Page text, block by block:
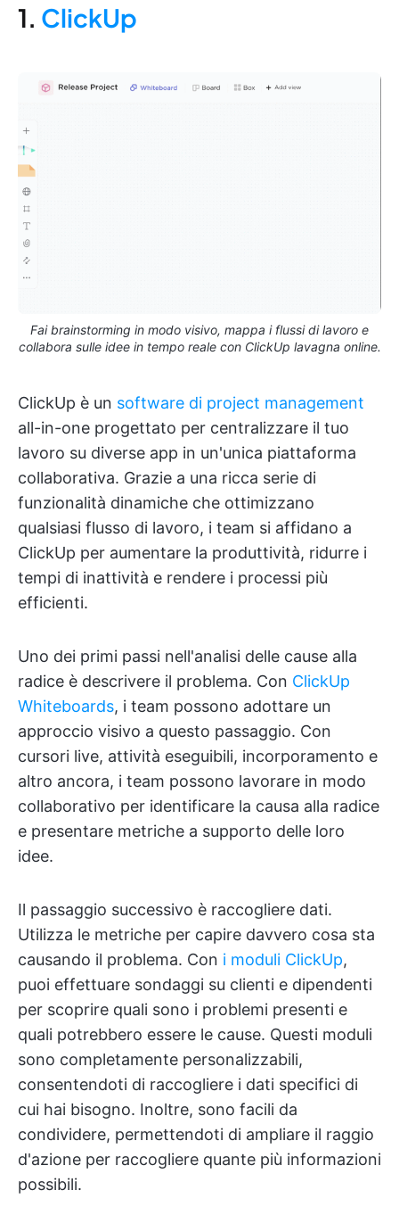
1. ClickUp
Fai brainstorming in modo visivo, mappa i flussi di lavoro e
collabora sulle idee in tempo reale con ClickUp lavagna online.
ClickUp è un software di project management
all-in-one progettato per centralizzare il tuo
lavoro su diverse app in un'unica piattaforma
collaborativa. Grazie a una ricca serie di
funzionalità dinamiche che ottimizzano
qualsiasi flusso di lavoro, i team si affidano a
ClickUp per aumentare la produttività, ridurre i
tempi di inattività e rendere i processi più
efficienti.
Uno dei primi passi nell'analisi delle cause alla
radice è descrivere il problema. Con ClickUp
Whiteboards, i team possono adottare un
approccio visivo a questo passaggio. Con
cursori live, attività eseguibili, incorporamento e
altro ancora, i team possono lavorare in modo
collaborativo per identificare la causa alla radice
e presentare metriche a supporto delle loro
idee.
Il passaggio successivo è raccogliere dati.
Utilizza le metriche per capire davvero cosa sta
causando il problema. Con i moduli ClickUp,
puoi effettuare sondaggi su clienti e dipendenti
per scoprire quali sono i problemi presenti e
quali potrebbero essere le cause. Questi moduli
sono completamente personalizzabili,
consentendoti di raccogliere i dati specifici di
cui hai bisogno. Inoltre, sono facili da
condividere, permettendoti di ampliare il raggio
d'azione per raccogliere quante più informazioni
possibili.